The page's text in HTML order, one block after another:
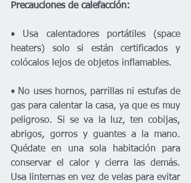
Precauciones de calefacción:
• Usa calentadores portátiles (space
heaters) solo si están certificados y
colócalos lejos de objetos inflamables.
• No uses hornos, parrillas ni estufas de
gas para calentar la casa, ya que es muy
peligroso. Si se va la luz, ten cobijas,
abrigos, gorros y guantes a la mano.
Quédate en una sola habitación para
conservar el calor y cierra las demás.
Usa linternas en vez de velas para evitar